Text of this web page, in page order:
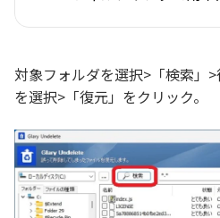
対象フォルダを選択>「検索」
を選択>「復元」をクリック。